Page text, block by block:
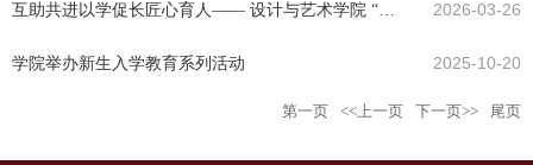
聘仪式
互助共进以学促长匠心育人—— 设计与艺术学院 “小
海鸥” 高数与...
2026-03-26
学院举办新生入学教育系列活动 2025-10-20
第一页 <<上一页 下一页>> 尾页